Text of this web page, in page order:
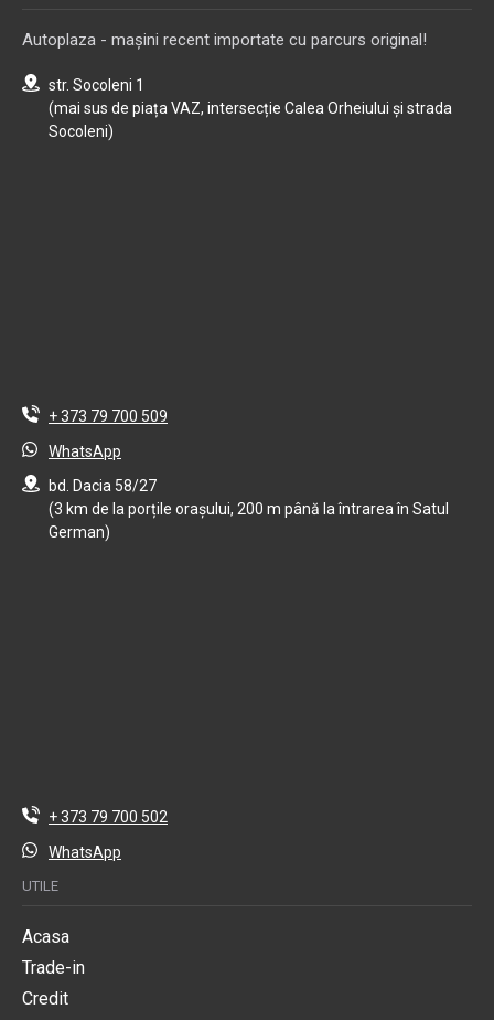
Autoplaza - mașini recent importate cu parcurs original!
str. Socoleni 1
(mai sus de piața VAZ, intersecție Calea Orheiului și strada
Socoleni)
+ 373 79 700 509
WhatsApp
bd. Dacia 58/27
(3 km de la porțile orașului, 200 m până la întrarea în Satul
German)
+ 373 79 700 502
WhatsApp
UTILE
Acasa
Trade-in
Credit